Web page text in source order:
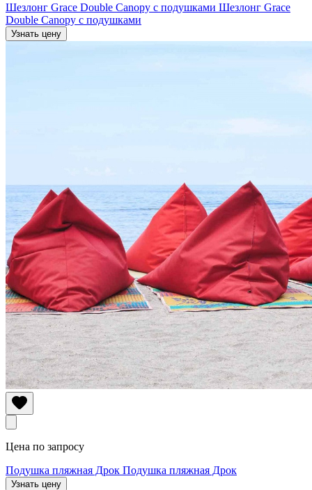
Шезлонг Grace Double Canopy с подушками Шезлонг Grace
Double Canopy с подушками
Узнать цену
Цена по запросу
Подушка пляжная Дрок Подушка пляжная Дрок
Узнать цену